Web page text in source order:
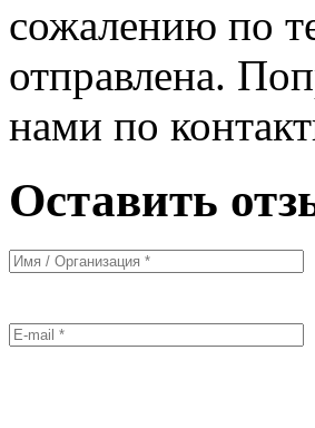
сожалению по
отправлена.
нами по
Оставить